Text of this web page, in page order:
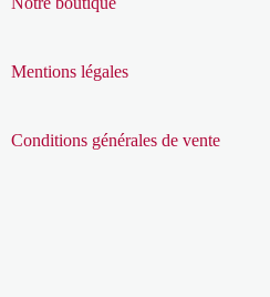
Mentions légales
Conditions générales de vente